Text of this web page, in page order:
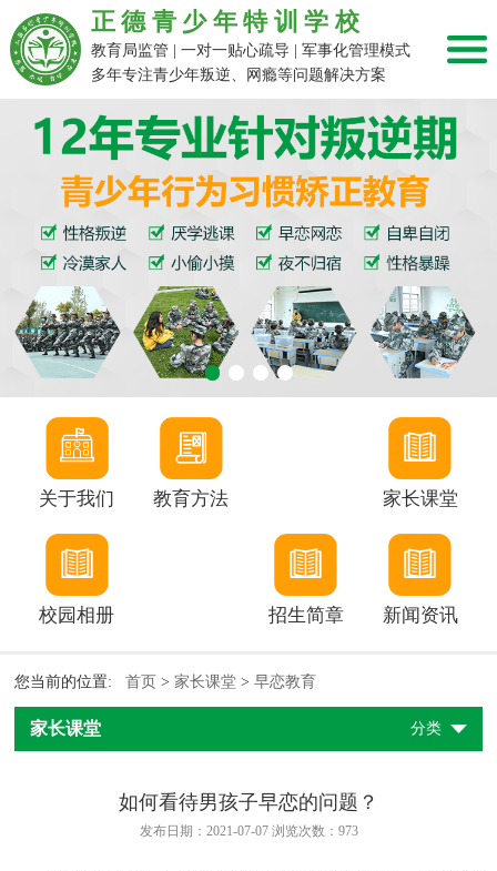
正德青少年特训学校
教育局监管 | 一对一贴心疏导 | 军事化管理模式
多年专注青少年叛逆、网瘾等问题解决方案
关于我们 教育方法 家长课堂
校园相册 招生简章 新闻资讯
您当前的位置:首页 >家长课堂 >早恋教育
家长课堂 分类
如何看待男孩子早恋的问题？
发布日期：2021-07-07 浏览次数： 973